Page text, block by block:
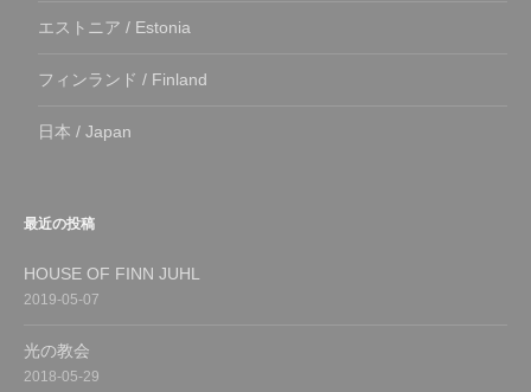
エストニア / Estonia
フィンランド / Finland
日本 / Japan
最近の投稿
HOUSE OF FINN JUHL
2019-05-07
光の教会
2018-05-29